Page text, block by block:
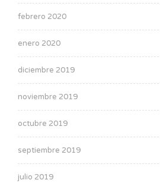
febrero 2020
enero 2020
diciembre 2019
noviembre 2019
octubre 2019
septiembre 2019
julio 2019